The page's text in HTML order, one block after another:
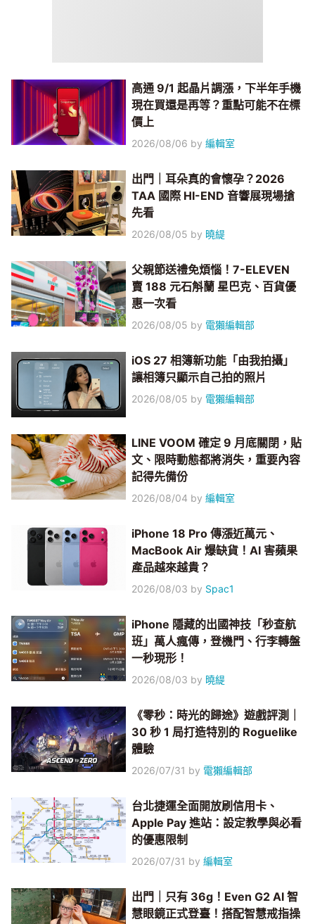
高通 9/1 起晶片調漲，下半年手機
現在買還是再等？重點可能不在標
價上
2026/08/06 by編輯室
出門｜耳朵真的會懷孕？2026
TAA 國際 HI-END 音響展現場搶
先看
2026/08/05 by 曉緹
父親節送禮免煩惱！7-ELEVEN
賣 188 元石斛蘭 星巴克、百貨優
惠一次看
2026/08/05 by 電獺編輯部
iOS 27 相簿新功能「由我拍攝」
讓相簿只顯示自己拍的照片
2026/08/05 by 電獺編輯部
LINE VOOM 確定 9 月底關閉，貼
文、限時動態都將消失，重要內容
記得先備份
2026/08/04 by編輯室
iPhone 18 Pro 傳漲近萬元、
MacBook Air 爆缺貨！AI 害蘋果
產品越來越貴？
2026/08/03 by Spac1
iPhone 隱藏的出國神技「秒查航
班」萬人瘋傳，登機門、行李轉盤
一秒現形！
2026/08/03 by 曉緹
《零秒：時光的歸途》遊戲評測｜
30 秒 1 局打造特別的 Roguelike
體驗
2026/07/31 by 電獺編輯部
台北捷運全面開放刷信用卡、
Apple Pay 進站：設定教學與必看
的優惠限制
2026/07/31 by編輯室
出門｜只有 36g！Even G2 AI 智
慧眼鏡正式登臺！搭配智慧戒指操